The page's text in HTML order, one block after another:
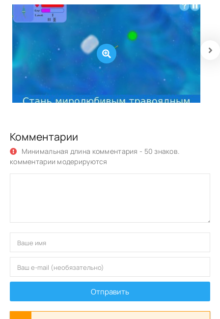
Комментарии
Минимальная длина комментария - 50 знаков.
комментарии модерируются
Отправить